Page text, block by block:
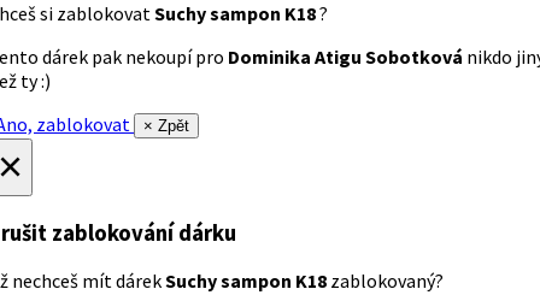
si zablokovatSuchy sampon K18?
dárek pak nekoupí pro Dominika Atigu Sobotková nikdo
ty :)
zablokovat
× Zpět
zablokování dárku
nechceš mít dárekSuchy sampon K18 zablokovaný?